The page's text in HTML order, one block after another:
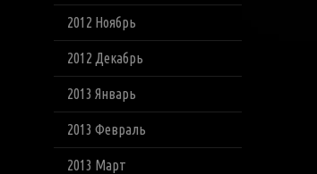
2012 Ноябрь
2012 Декабрь
2013 Январь
2013 Февраль
2013 Март